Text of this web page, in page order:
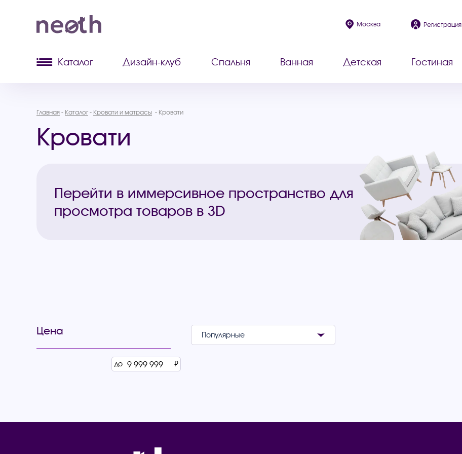
Москва Регистрация
Каталог Дизайн-клуб Спальня Ванная Детская Гостиная
Главная Каталог Кровати и матрасы Кровати
Кровати
Перейти в иммерсивное пространство для
просмотра товаров в 3D
Цена
до ₽